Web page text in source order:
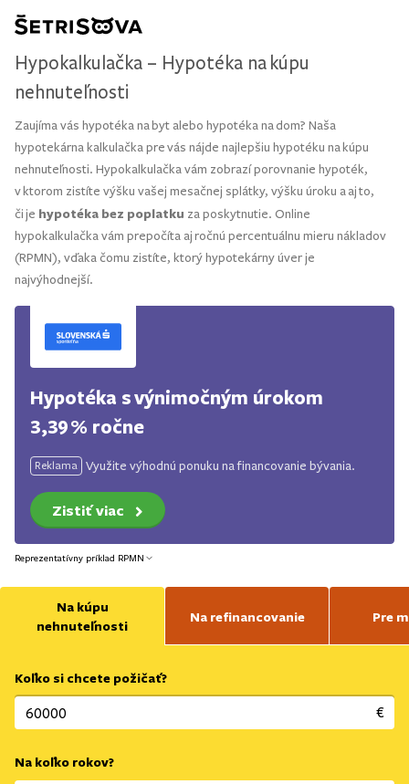
Hypokalkulačka – Hypotéka na kúpu
nehnuteľnosti
Zaujíma vás hypotéka na byt alebo hypotéka na dom? Naša
hypotekárna kalkulačka pre vás nájde najlepšiu hypotéku na kúpu
nehnuteľnosti. Hypokalkulačka vám zobrazí porovnanie hypoték,
v ktorom zistíte výšku vašej mesačnej splátky, výšku úroku a aj to,
či je hypotéka bez poplatku za poskytnutie. Online
hypokalkulačka vám prepočíta aj ročnú percentuálnu mieru nákladov
(RPMN), vďaka čomu zistíte, ktorý hypotekárny úver je
najvýhodnejší.
Hypotéka s výnimočným úrokom
3,39 % ročne
Reklama Využite výhodnú ponuku na financovanie bývania.
Zistiť viac
Reprezentatívny príklad RPMN
Na kúpu
nehnuteľnosti
Na refinancovanie Pre
Koľko si chcete požičať?
€
Na koľko rokov?